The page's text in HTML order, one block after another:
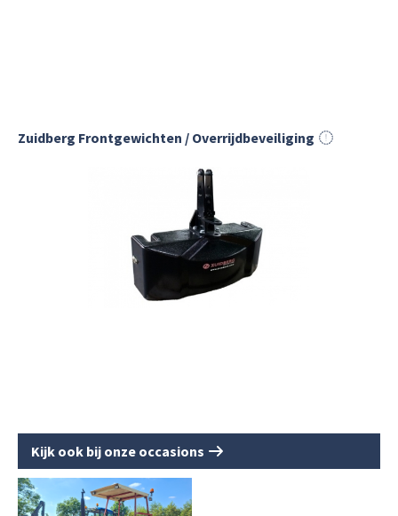
Zuidberg Frontgewichten / Overrijdbeveiliging
Kijk ook bij onze occasions